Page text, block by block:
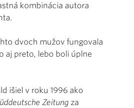
kombinácia autora
dvoch mužov fungovala
aj preto, lebo boli úplne
išiel v roku 1996 ako
Zeitung za